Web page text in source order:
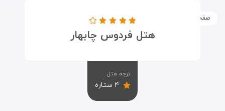
صفحه نخست اقامتگاه ها هتل فردوس چابهار
هتل فردوس چابهار
درجه هتل